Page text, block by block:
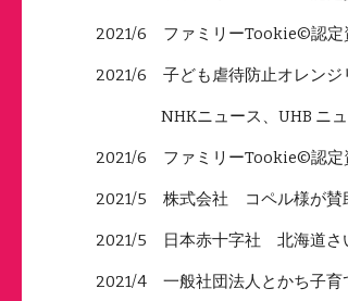
2021/6 ファミリーTookie©認定
2021/6 子ども虐待防止オレンジ
NHKニュース、UHB ニュー
2021/6 ファミリーTookie©認定
2021/5 株式会社 コペル様が賛
2021/5 日本赤十字社 北海道さ
2021/4 一般社団法人とかち子育